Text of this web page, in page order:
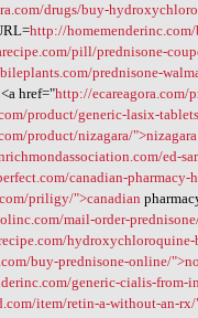
drugs/buy-
http://
pill/prednisone-
prednisone-
href="http://ecareagora.com/
product/generic-lasix-
product/nizagara/">nizagara
ed-
canadian-
priligy/">canadian
mail-order-
buy-prednisone-online/">no
generic-cialis-from-
item/retin-a-without-an-